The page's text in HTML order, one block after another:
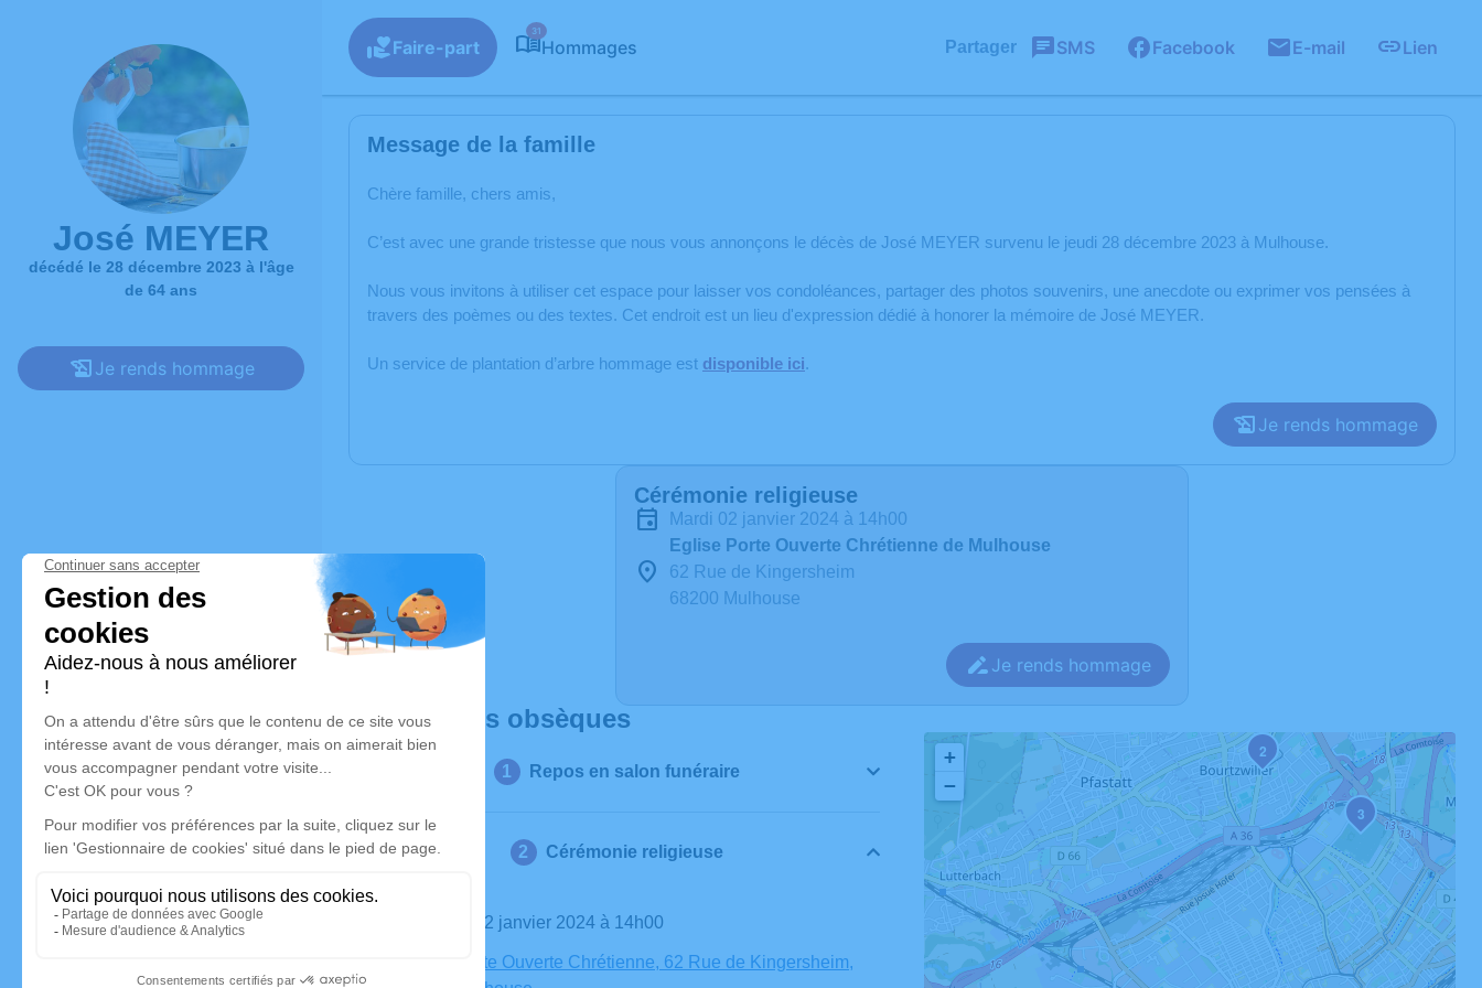
José MEYER
décédé le 28 décembre 2023 à l'âge
de 64 ans
Je rends hommage
Faire-part
31
Hommages Partager SMS Facebook E-mail Lien
Message de la famille
Chère famille, chers amis,
C’est avec une grande tristesse que nous vous annonçons le décès de José MEYER survenu le jeudi 28 décembre 2023 à Mulhouse.
Nous vous invitons à utiliser cet espace pour laisser vos condoléances, partager des photos souvenirs, une anecdote ou exprimer vos pensées à
travers des poèmes ou des textes. Cet endroit est un lieu d'expression dédié à honorer la mémoire de José MEYER.
Un service de plantation d’arbre hommage est disponible ici.
Je rends hommage
Cérémonie religieuse
mardi 02 janvier 2024 à 14h00
Eglise Porte Ouverte Chrétienne de Mulhouse
62 Rue de Kingersheim
68200 Mulhouse
Je rends hommage
Déroulé des obsèques
Repos en salon funéraire
Cérémonie religieuse
Le mardi 02 janvier 2024 à 14h00
Eglise Porte Ouverte Chrétienne, 62 Rue de Kingersheim,
2
3
+
−